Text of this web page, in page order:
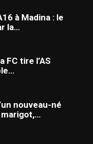
à Madina : le
la…
FC tire l’AS
nouveau-né